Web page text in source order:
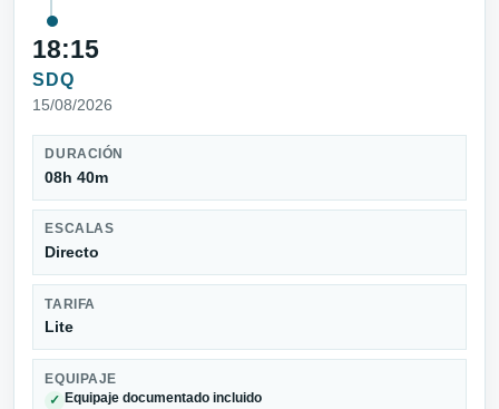
18:15
SDQ
15/08/2026
DURACIÓN
08h 40m
ESCALAS
Directo
TARIFA
Lite
EQUIPAJE
✓ Equipaje documentado incluido